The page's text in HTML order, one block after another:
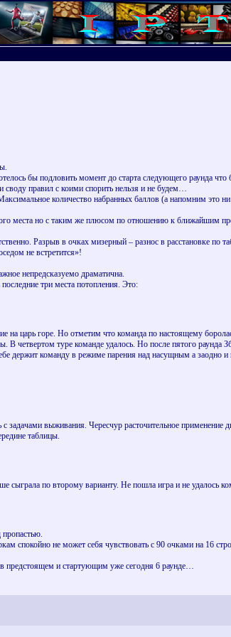
бы подловить момент до старта следующего раунда
своду правил с коими спорить нельзя и не будем…
количество набранных баллов (а напомним это
места но с таким же плюсом по отношению к ближайшим
Разрыв в очках мизерный – разнос в расстановке по
не встретится»!
непредсказуемо драматична.
три места потопления. Это:
на царь горе. Но отметим что команда по настоящему
В четвертом туре команде удалось. Но после пятого раунда
держит команду в режиме парения над насущным а заодно
выживания. Чересчур расточительное
таблицы.
по второму варианту. Не пошла игра и не удалось
пропастью.
спокойно не может себя чувствовать с 90 очками на 16
предстоящем и стартующим уже сегодня 6 раунде…